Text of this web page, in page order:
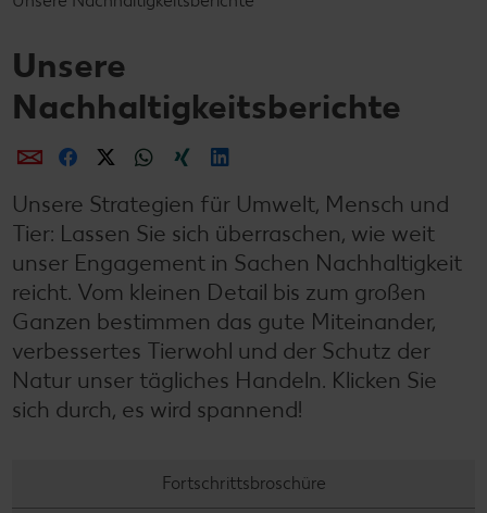
Unsere
Nachhaltigkeitsberichte
Unsere Strategien für Umwelt, Mensch und
Tier: Lassen Sie sich überraschen, wie weit
unser Engagement in Sachen Nachhaltigkeit
reicht. Vom kleinen Detail bis zum großen
Ganzen bestimmen das gute Miteinander,
verbessertes Tierwohl und der Schutz der
Natur unser tägliches Handeln. Klicken Sie
sich durch, es wird spannend!
Fortschrittsbroschüre